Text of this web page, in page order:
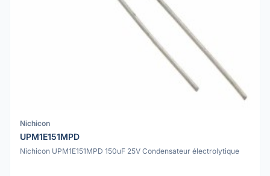
Nichicon
UPM1E151MPD
Nichicon UPM1E151MPD 150uF 25V Condensateur électrolytique